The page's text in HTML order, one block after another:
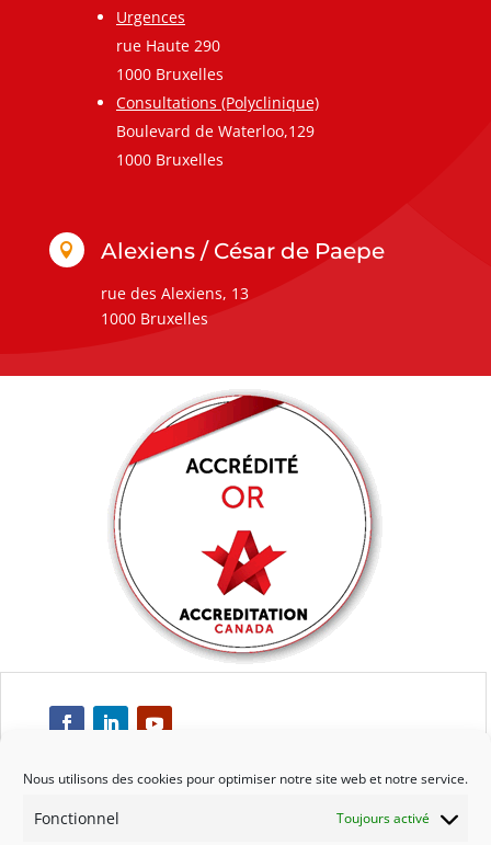
Nous utilisons des cookies pour optimiser notre site web et notre service.
Fonctionnel Toujours activé
Urgences
rue Haute 290
1000 Bruxelles
Consultations (Polyclinique)
Boulevard de Waterloo,129
1000 Bruxelles
 Alexiens / César de Paepe
rue des Alexiens, 13
1000 Bruxelles
Respect